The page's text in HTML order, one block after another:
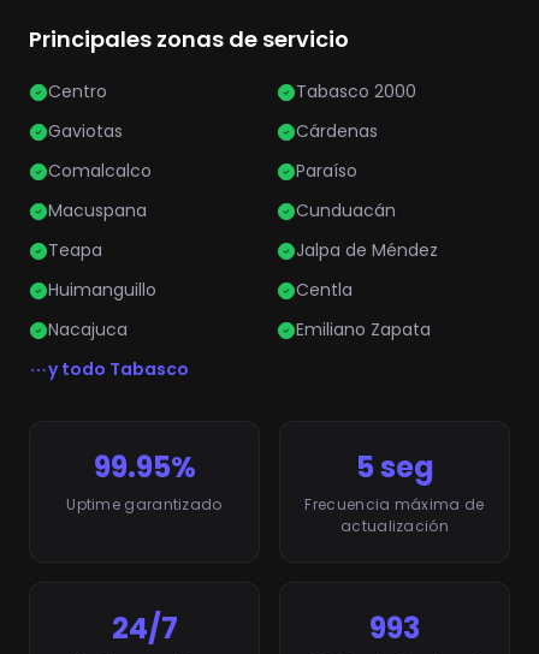
Principales zonas de servicio
Centro
Tabasco 2000
Gaviotas
Cárdenas
Comalcalco
Paraíso
Macuspana
Cunduacán
Teapa
Jalpa de Méndez
Huimanguillo
Centla
Nacajuca
Emiliano Zapata
y todo Tabasco
99.95%
Uptime garantizado
5 seg
Frecuencia máxima de
actualización
24/7 993